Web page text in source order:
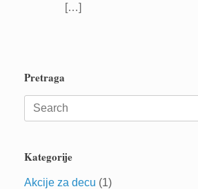
[…]
Pretraga
Search
for:
Kategorije
Akcije za decu (1)